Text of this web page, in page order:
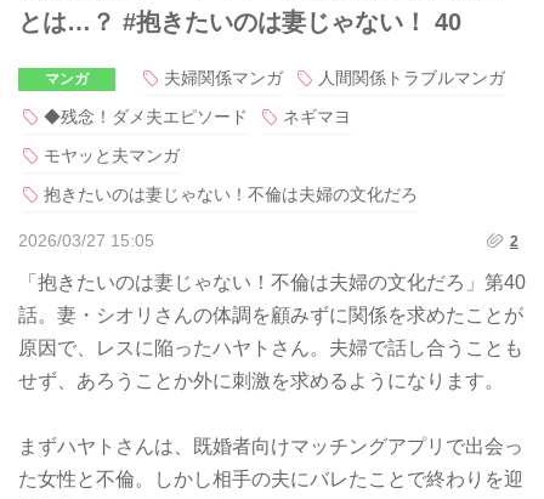
とは…？ #抱きたいのは妻じゃない！ 40
マンガ 夫婦関係マンガ
人間関係トラブルマンガ
◆残念！ダメ夫エピソード
ネギマヨ
モヤッと夫マンガ
抱きたいのは妻じゃない！不倫は夫婦の文化だろ
2026/03/27 15:05 2
「抱きたいのは妻じゃない！不倫は夫婦の文化だろ」第40
話。妻・シオリさんの体調を顧みずに関係を求めたことが
原因で、レスに陥ったハヤトさん。夫婦で話し合うことも
せず、あろうことか外に刺激を求めるようになります。
まずハヤトさんは、既婚者向けマッチングアプリで出会っ
た女性と不倫。しかし相手の夫にバレたことで終わりを迎